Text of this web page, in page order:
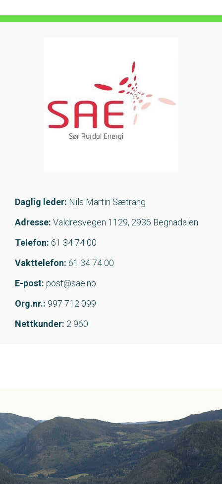
Daglig leder: Nils Martin Sætrang
Adresse: Valdresvegen 1129, 2936 Begnadalen
Telefon: 61 34 74 00
Vakttelefon: 61 34 74 00
E-post: post@sae.no
Org.nr.: 997 712 099
Nettkunder: 2 960